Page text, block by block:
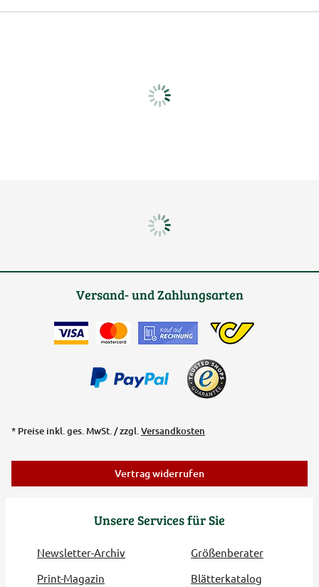
Unsere Services für Sie
Newsletter-Archiv
Größenberater
Print-Magazin
Blätterkatalog
Versand- und Zahlungsarten
* Preise inkl. ges. MwSt. / zzgl. Versandkosten
Vertrag widerrufen